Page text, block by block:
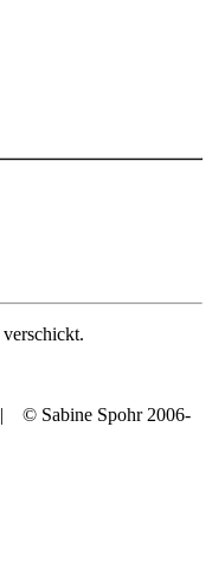
verschickt.
| © Sabine Spohr 2006-